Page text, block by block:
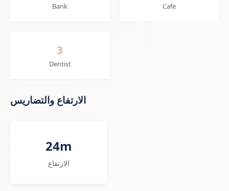
Bank Cafe
3
Dentist
الارتفاع والتضاريس
24m
الارتفاع